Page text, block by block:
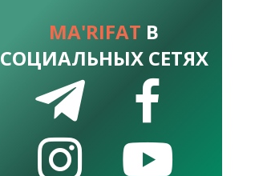
MA'RIFAT В
СОЦИАЛЬНЫХ СЕТЯХ